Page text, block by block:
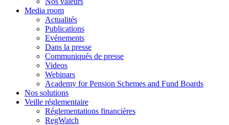
Media room
Actualités
Publications
Evénements
Dans la presse
Communiqués de presse
Videos
Webinars
Academy for Pension Schemes and Fund Boards
Nos solutions
Veille réglementaire
Réglementations financières
RegWatch